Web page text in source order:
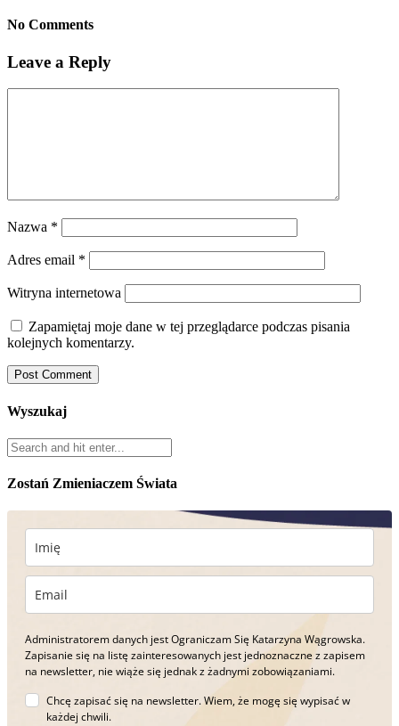
No Comments
Leave a Reply
Nazwa *
Adres email *
Witryna internetowa
Zapamiętaj moje dane w tej przeglądarce podczas pisania
kolejnych komentarzy.
Wyszukaj
Zostań Zmieniaczem Świata
Administratorem danych jest Ograniczam Się Katarzyna Wągrowska.
Zapisanie się na listę zainteresowanych jest jednoznaczne z zapisem
na newsletter, nie wiąże się jednak z żadnymi zobowiązaniami.
Chcę zapisać się na newsletter. Wiem, że mogę się wypisać w
każdej chwili.